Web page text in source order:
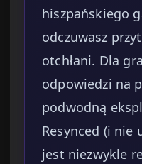
hiszpańskiego
odczuwasz
otchłani. Dla
odpowiedzi na
podwodną
Resynced (i nie
jest niezwykle